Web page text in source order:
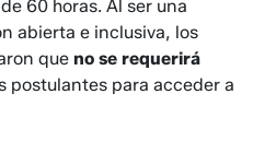
60 horas. Al ser una
abierta e inclusiva, los
queno se requerirá
postulantes para acceder a